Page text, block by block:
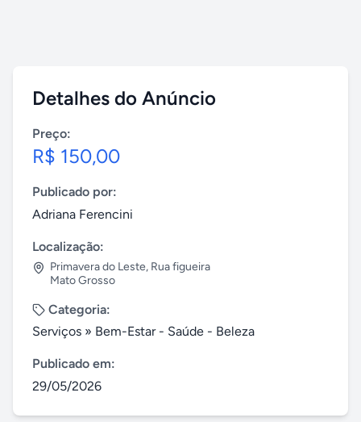
Detalhes do Anúncio
Preço:
R$ 150,00
Publicado por:
Adriana Ferencini
Localização:
Primavera do Leste, Rua figueira
Mato Grosso
Categoria:
Serviços » Bem-Estar - Saúde - Beleza
Publicado em:
29/05/2026